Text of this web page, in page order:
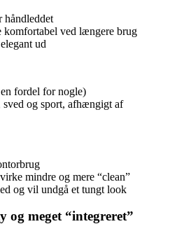
håndleddet
komfortabel ved længere brug
ud
fordel for nogle)
og sport, afhængigt af
mindre og mere “clean”
og vil undgå et tungt look
og meget “integreret”